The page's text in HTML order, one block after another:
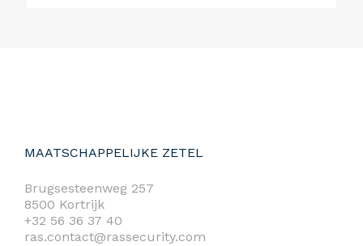
MAATSCHAPPELIJKE ZETEL
Brugsesteenweg 257
8500 Kortrijk
+32 56 36 37 40
ras.contact@rassecurity.com